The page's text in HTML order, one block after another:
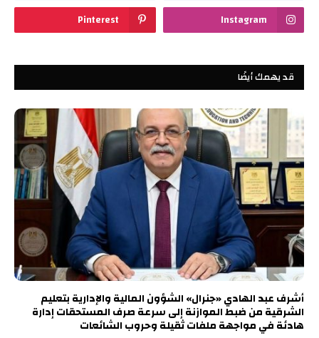
Instagram
Pinterest
قد يهمك أيضًا
أشرف عبد الهادي «جنرال» الشؤون المالية والإدارية بتعليم
الشرقية من ضبط الموازنة إلى سرعة صرف المستحقات إدارة
هادئة في مواجهة ملفات ثقيلة وحروب الشائعات